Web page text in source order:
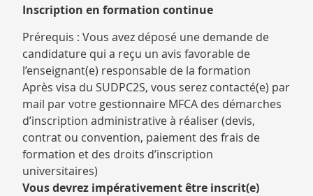
Inscription en formation continue
Prérequis : Vous avez déposé une demande de
candidature qui a reçu un avis favorable de
l’enseignant(e) responsable de la formation
Après visa du SUDPC2S, vous serez contacté(e) par
mail par votre gestionnaire MFCA des démarches
d’inscription administrative à réaliser (devis,
contrat ou convention, paiement des frais de
formation et des droits d’inscription
universitaires)
Vous devrez impérativement être inscrit(e)